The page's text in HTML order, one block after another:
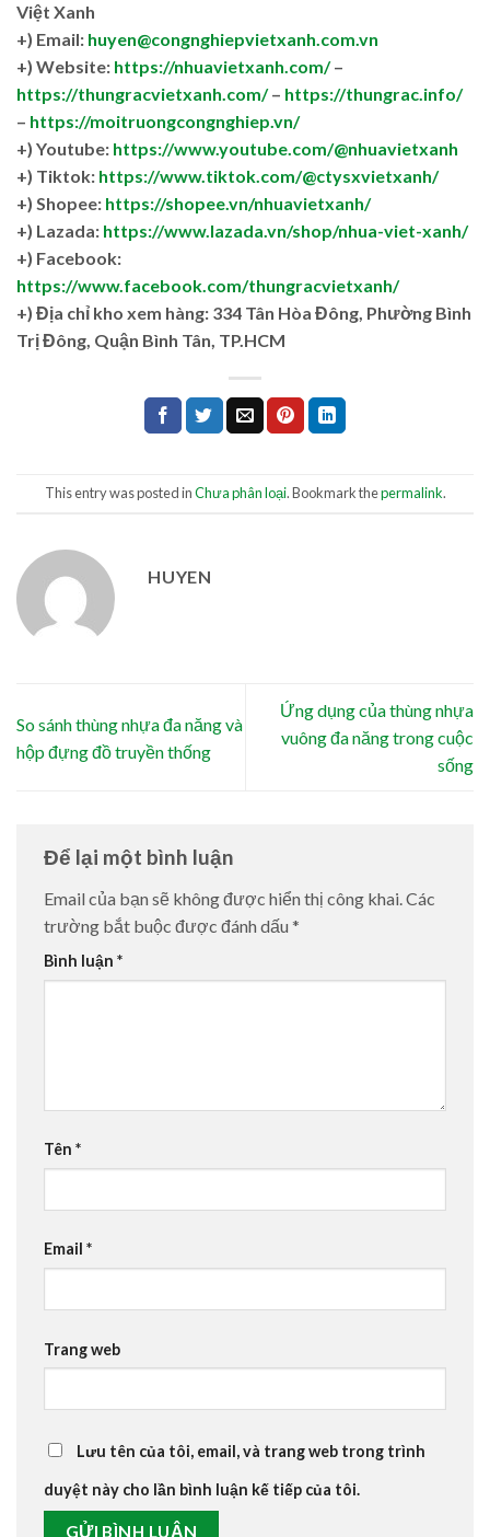
Việt Xanh
+) Email: huyen@congnghiepvietxanh.com.vn
+) Website: https://nhuavietxanh.com/–
https://thungracvietxanh.com/– https://thungrac.info/
– https://moitruongcongnghiep.vn/
+) Youtube: https://www.youtube.com/@nhuavietxanh
+) Tiktok: https://www.tiktok.com/@ctysxvietxanh/
+) Shopee: https://shopee.vn/nhuavietxanh/
+) Lazada: https://www.lazada.vn/shop/nhua-viet-xanh/
+) Facebook:
https://www.facebook.com/thungracvietxanh/
+) Địa chỉ kho xem hàng: 334 Tân Hòa Đông, Phường Bình
Trị Đông, Quận Bình Tân, TP.HCM
This entry was posted inChưa phân loại. Bookmark thepermalink.
HUYEN
So sánh thùng nhựa đa năng và
hộp đựng đồ truyền thống
Ứng dụng của thùng nhựa
vuông đa năng trong cuộc
sống
Để lại một bình luận
Email của bạn sẽ không được hiển thị công khai.Các
trường bắt buộc được đánh dấu *
Bình luận *
Tên *
Email *
Trang web
Lưu tên của tôi, email, và trang web trong trình
duyệt này cho lần bình luận kế tiếp của tôi.